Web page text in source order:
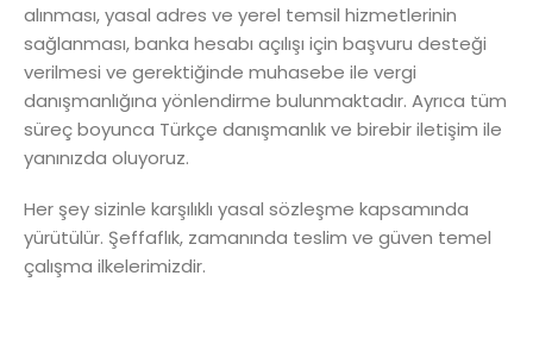
alınması, yasal adres ve yerel temsil hizmetlerinin
sağlanması, banka hesabı açılışı için başvuru desteği
verilmesi ve gerektiğinde muhasebe ile vergi
danışmanlığına yönlendirme bulunmaktadır. Ayrıca tüm
süreç boyunca Türkçe danışmanlık ve birebir iletişim ile
yanınızda oluyoruz.
Her şey sizinle karşılıklı yasal sözleşme kapsamında
yürütülür. Şeffaflık, zamanında teslim ve güven temel
çalışma ilkelerimizdir.